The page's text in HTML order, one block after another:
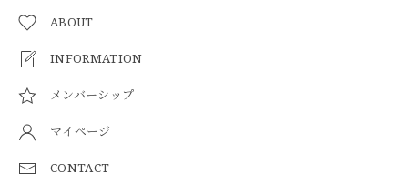
ABOUT
INFORMATION
メンバーシップ
マイページ
CONTACT